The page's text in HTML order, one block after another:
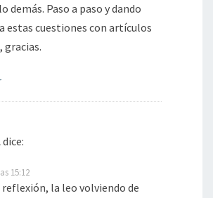
demás. Paso a paso y dando
estas cuestiones con artículos
gracias.
dice:
15:12
reflexión, la leo volviendo de